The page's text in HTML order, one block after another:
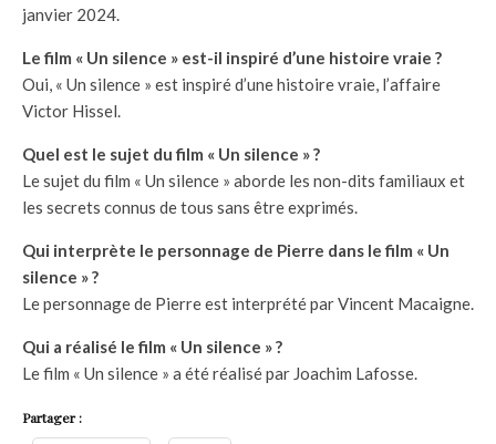
janvier 2024.
Le film « Un silence » est-il inspiré d’une histoire vraie ?
Oui, « Un silence » est inspiré d’une histoire vraie, l’affaire
Victor Hissel.
Quel est le sujet du film « Un silence » ?
Le sujet du film « Un silence » aborde les non-dits familiaux et
les secrets connus de tous sans être exprimés.
Qui interprète le personnage de Pierre dans le film « Un
silence » ?
Le personnage de Pierre est interprété par Vincent Macaigne.
Qui a réalisé le film « Un silence » ?
Le film « Un silence » a été réalisé par Joachim Lafosse.
Partager :